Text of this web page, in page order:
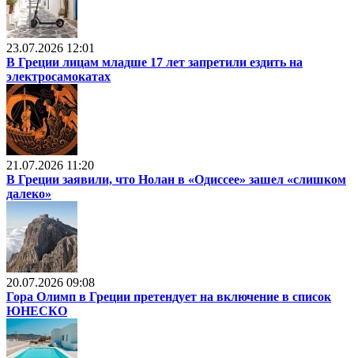
23.07.2026 12:01
В Греции лицам младше 17 лет запретили ездить на
электросамокатах
21.07.2026 11:20
В Греции заявили, что Нолан в «Одиссее» зашел «слишком
далеко»
20.07.2026 09:08
Гора Олимп в Греции претендует на включение в список
ЮНЕСКО